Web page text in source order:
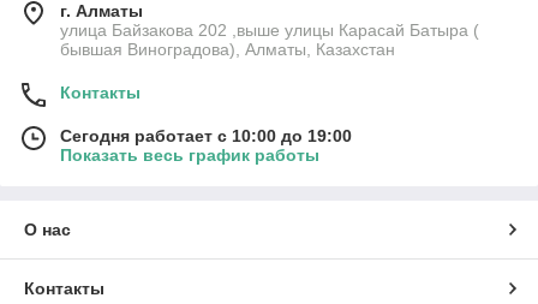
г. Алматы
улица Байзакова 202 ,выше улицы Карасай Батыра (
бывшая Виноградова), Алматы, Казахстан
Контакты
Сегодня работает с 10:00 до 19:00
Показать весь график работы
О нас
Контакты